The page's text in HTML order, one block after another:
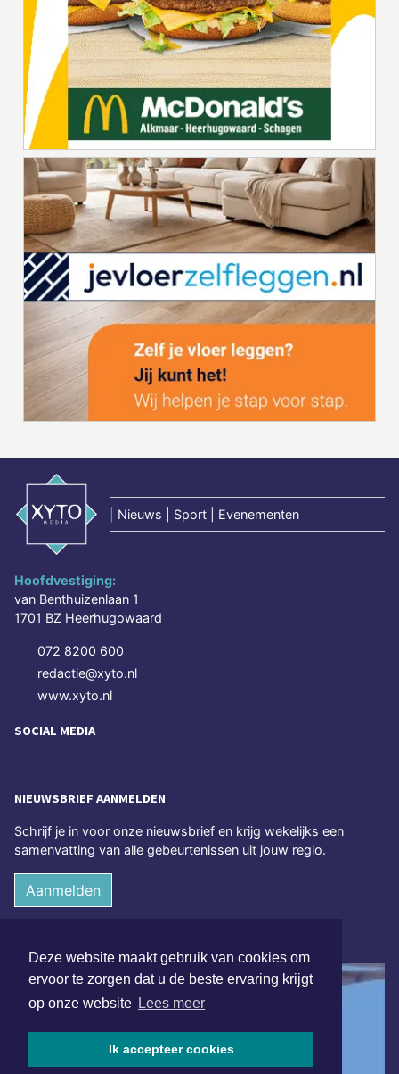
Deze website maakt gebruik van cookies om
ervoor te zorgen dat u de beste ervaring krijgt
op onze website Lees meer
Ik accepteer cookies
Nieuws | Sport | Evenementen
Hoofdvestiging:
van Benthuizenlaan 1
1701 BZ Heerhugowaard
072 8200 600
redactie@xyto.nl
www.xyto.nl
SOCIAL MEDIA
NIEUWSBRIEF AANMELDEN
Schrijf je in voor onze nieuwsbrief en krijg wekelijks een
samenvatting van alle gebeurtenissen uit jouw regio.
Aanmelden